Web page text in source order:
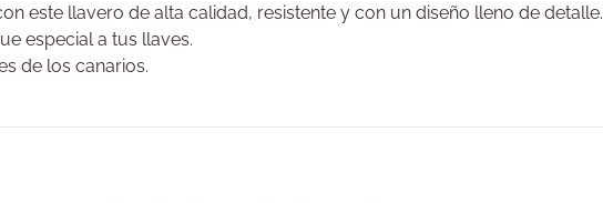
este llavero de alta calidad, resistente y con un diseño lleno de detalle.
especial a tus llaves.
de los canarios.